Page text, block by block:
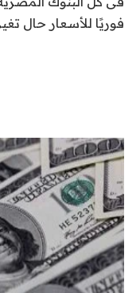
فوريًا للأسعار حال